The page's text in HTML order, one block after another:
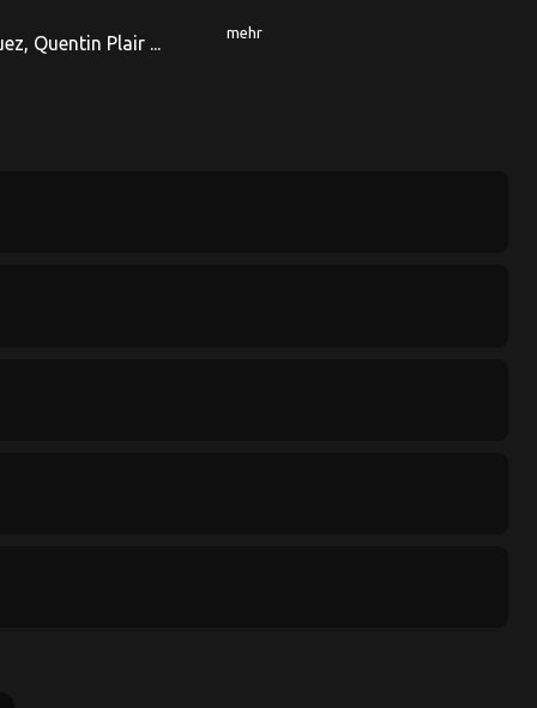
Quentin Plair ...
mehr